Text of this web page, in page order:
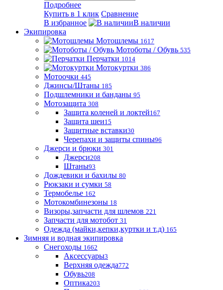
Подробнее
Купить в 1 клик Сравнение
В избранное
В наличии
Экипировка
Мотошлемы 1617
Мотоботы / Обувь 535
Перчатки 1014
Мотокуртки 386
Мотоочки 445
Джинсы/Штаны 185
Подшлемники и банданы 95
Мотозащита 308
Защита коленей и локтей167
Защита шеи15
Защитные вставки30
Черепахи и защиты спины96
Джерси и брюки 301
Джерси208
Штаны93
Дождевики и бахилы 80
Рюкзаки и сумки 58
Термобелье 162
Мотокомбинезоны 18
Визоры,запчасти для шлемов 221
Запчасти для мотобот 31
Одежда (майки,кепки,куртки и т.д) 165
Зимняя и водная экипировка
Снегоходы 1662
Аксессуары3
Верхняя одежда772
Обувь208
Оптика203